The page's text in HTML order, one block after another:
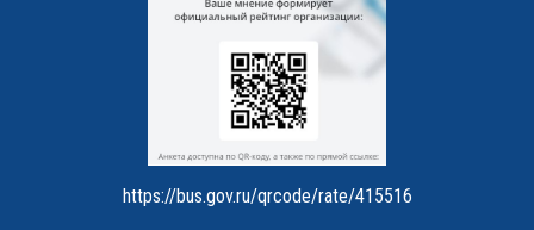
https://bus.gov.ru/qrcode/rate/415516